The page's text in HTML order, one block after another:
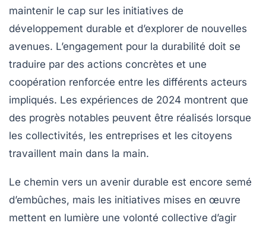
maintenir le cap sur les initiatives de
développement durable et d’explorer de nouvelles
avenues. L’engagement pour la durabilité doit se
traduire par des actions concrètes et une
coopération renforcée entre les différents acteurs
impliqués. Les expériences de 2024 montrent que
des progrès notables peuvent être réalisés lorsque
les collectivités, les entreprises et les citoyens
travaillent main dans la main.
Le chemin vers un avenir durable est encore semé
d’embûches, mais les initiatives mises en œuvre
mettent en lumière une volonté collective d’agir